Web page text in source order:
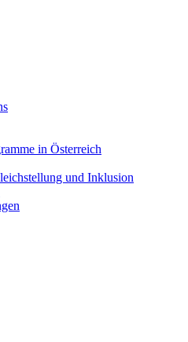
in Österreich
und Inklusion